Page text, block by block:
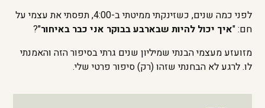
לפני כמה שנים, כשזינקתי ממיטתי ב-4:00, תפסתי את עצמי על
חם: "איך יכול להיות שבארבע בבוקר אני כבר באיחור"?
מזועזע מעצמי הבנתי שמיליון שנים גרתי בסיפור הזה והאמנתי
לו. לרגע לא הבחנתי שזהו (רק) סיפור פרטי שלי.